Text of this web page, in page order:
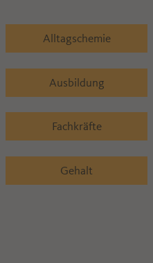
Alltagschemie
Ausbildung
Fachkräfte
Gehalt